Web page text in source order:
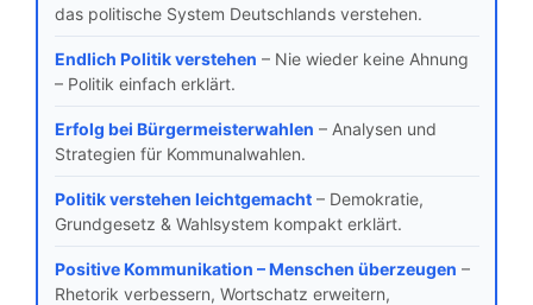
das politische System Deutschlands verstehen.
Endlich Politik verstehen – Nie wieder keine Ahnung
– Politik einfach erklärt.
Erfolg bei Bürgermeisterwahlen – Analysen und
Strategien für Kommunalwahlen.
Politik verstehen leichtgemacht– Demokratie,
Grundgesetz & Wahlsystem kompakt erklärt.
Positive Kommunikation – Menschen überzeugen –
Rhetorik verbessern, Wortschatz erweitern,